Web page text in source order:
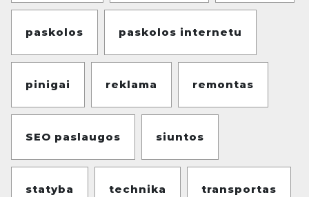
paskolos paskolos internetu
pinigai reklama remontas
SEO paslaugos siuntos
statyba technika transportas